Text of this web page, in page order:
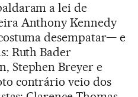
a lei de
Anthony Kennedy
desempatar— e
Ruth Bader
Stephen Breyer e
contrário veio dos